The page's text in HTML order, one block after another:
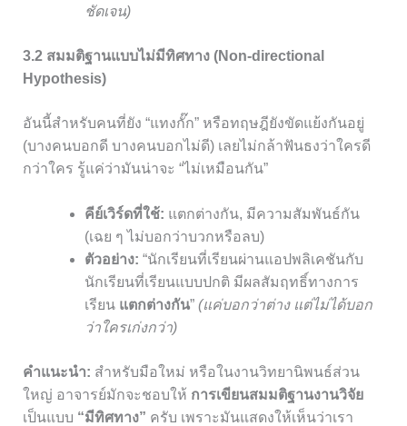
ชัดเจน)
3.2 สมมติฐานแบบไม่มีทิศทาง (Non-directional
Hypothesis)
อันนี้สำหรับคนที่ยัง “แทงกั๊ก” หรือทฤษฎียังขัดแย้งกันอยู่
(บางคนบอกดี บางคนบอกไม่ดี) เลยไม่กล้าฟันธงว่าใครดี
กว่าใคร รู้แค่ว่ามันน่าจะ “ไม่เหมือนกัน”
คีย์เวิร์ดที่ใช้: แตกต่างกัน, มีความสัมพันธ์กัน
(เฉย ๆ ไม่บอกว่าบวกหรือลบ)
ตัวอย่าง: “นักเรียนที่เรียนผ่านแอปพลิเคชันกับ
นักเรียนที่เรียนแบบปกติ มีผลสัมฤทธิ์ทางการ
เรียน แตกต่างกัน” (แค่บอกว่าต่าง แต่ไม่ได้บอก
ว่าใครเก่งกว่า)
คำแนะนำ: สำหรับมือใหม่ หรือในงานวิทยานิพนธ์ส่วน
ใหญ่ อาจารย์มักจะชอบให้ การเขียนสมมติฐานงานวิจัย
เป็นแบบ “มีทิศทาง” ครับ เพราะมันแสดงให้เห็นว่าเรา